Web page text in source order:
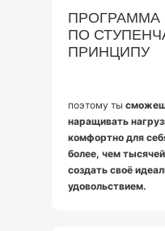
ПРОГРАММА
ПО
ПРИНЦИПУ
поэтому ты
наращивать
комфортно для
более, чем
создать своё
удовольствием.